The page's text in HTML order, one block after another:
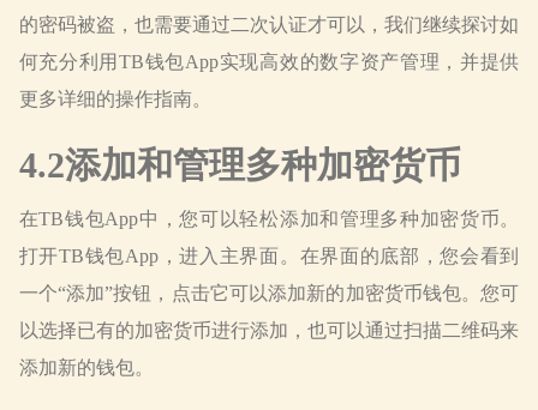
的密码被盗，也需要通过二次认证才可以，我们继续探讨如
何充分利用TB钱包App实现高效的数字资产管理，并提供
更多详细的操作指南。
4.2添加和管理多种加密货币
在TB钱包App中，您可以轻松添加和管理多种加密货币。
打开TB钱包App，进入主界面。在界面的底部，您会看到
一个“添加”按钮，点击它可以添加新的加密货币钱包。您可
以选择已有的加密货币进行添加，也可以通过扫描二维码来
添加新的钱包。